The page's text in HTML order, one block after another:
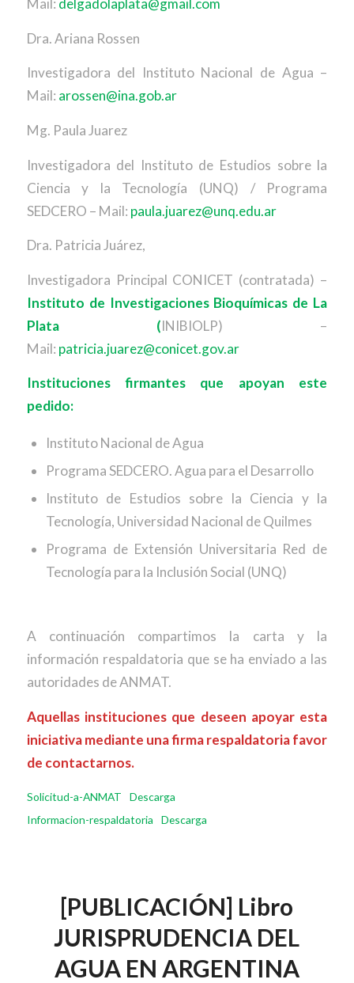
Mail: delgadolaplata@gmail.com
Dra. Ariana Rossen
Investigadora del Instituto Nacional de Agua –
Mail: arossen@ina.gob.ar
Mg. Paula Juarez
Investigadora del Instituto de Estudios sobre la
Ciencia y la Tecnología (UNQ) / Programa
SEDCERO – Mail: paula.juarez@unq.edu.ar
Dra. Patricia Juárez,
Investigadora Principal CONICET (contratada) –
Instituto de Investigaciones Bioquímicas de La
Plata (INIBIOLP) –
Mail: patricia.juarez@conicet.gov.ar
Instituciones firmantes que apoyan este
pedido:
Instituto Nacional de Agua
Programa SEDCERO. Agua para el Desarrollo
Instituto de Estudios sobre la Ciencia y la
Tecnología, Universidad Nacional de Quilmes
Programa de Extensión Universitaria Red de
Tecnología para la Inclusión Social (UNQ)
A continuación compartimos la carta y la
información respaldatoria que se ha enviado a las
autoridades de ANMAT.
Aquellas instituciones que deseen apoyar esta
iniciativa mediante una firma respaldatoria favor
de contactarnos.
Solicitud-a-ANMAT
Descarga
Informacion-respaldatoria
Descarga
[PUBLICACIÓN] Libro
JURISPRUDENCIA DEL
AGUA EN ARGENTINA